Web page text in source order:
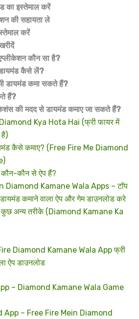
का इस्तेमाल करें
की सहायता ले
करें
कौन सा है?
कैसे लें?
डायमंड कमा सकते हैं?
हैं?
की मदद से डायमंड कमाए जा सकते हैं?
Kya Hota Hai (फ्री फायर में
है)
कैसे कमाए? (Free Fire Me Diamond
कौन से ऐप हैं?
Diamond Kamane Wala Apps – टॉप
कमाने वाला ऐप और गेम डाउनलोड करे
अन्य तरीके (Diamond Kamane Ka
Diamond Kamane Wala App फ्री
ऐप डाउनलोड
– Diamond Kamane Wala Game
App – Free Fire Mein Diamond